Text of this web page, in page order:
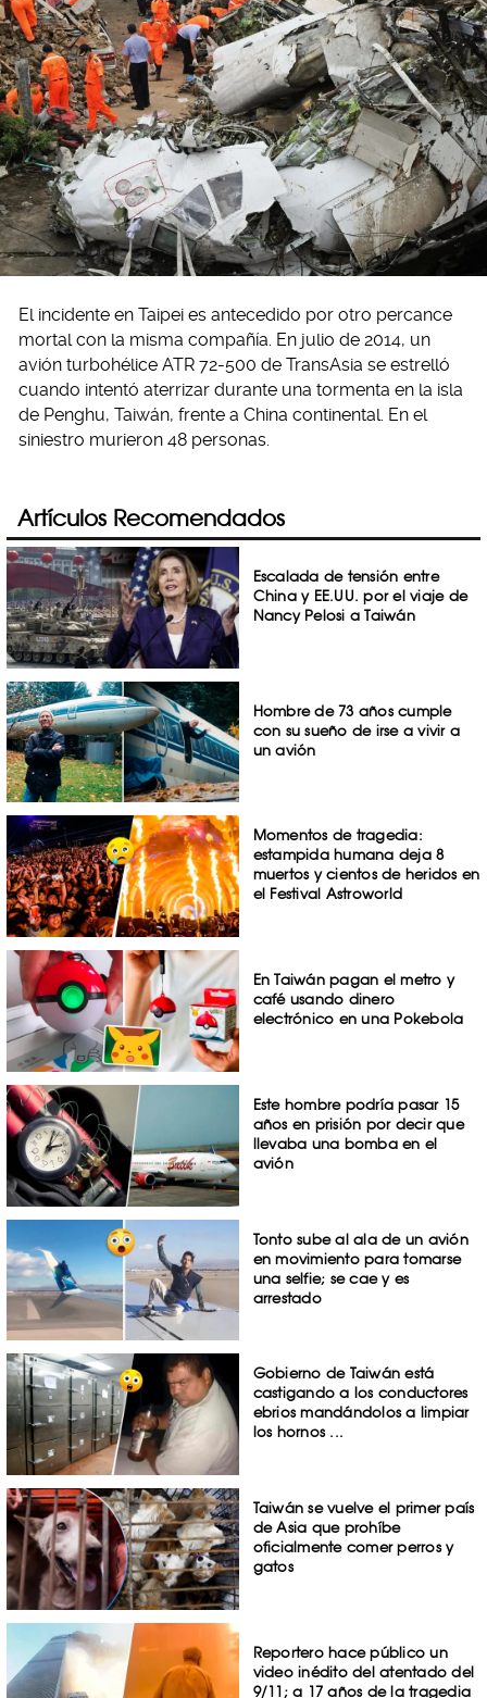
El incidente en Taipei es antecedido por otro percance
mortal con la misma compañía. En julio de 2014, un
avión turbohélice ATR 72-500 de TransAsia se estrelló
cuando intentó aterrizar durante una tormenta en la isla
de Penghu, Taiwán, frente a China continental. En el
siniestro murieron 48 personas.
Artículos Recomendados
Escalada de tensión entre
China y EE.UU. por el viaje de
Nancy Pelosi a Taiwán
Hombre de 73 años cumple
con su sueño de irse a vivir a
un avión
Momentos de tragedia:
estampida humana deja 8
muertos y cientos de heridos en
el Festival Astroworld
En Taiwán pagan el metro y
café usando dinero
electrónico en una Pokebola
Este hombre podría pasar 15
años en prisión por decir que
llevaba una bomba en el
avión
Tonto sube al ala de un avión
en movimiento para tomarse
una selfie; se cae y es
arrestado
Gobierno de Taiwán está
castigando a los conductores
ebrios mandándolos a limpiar
los hornos ...
Taiwán se vuelve el primer país
de Asia que prohíbe
oficialmente comer perros y
gatos
Reportero hace público un
video inédito del atentado del
9/11; a 17 años de la tragedia